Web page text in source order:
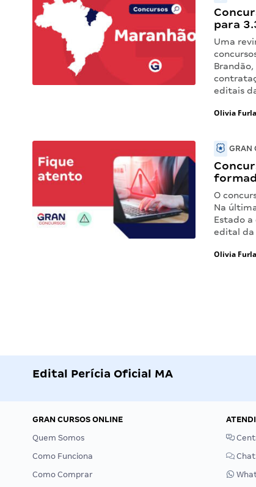
para
Uma
editais
Olivia
GRAN
O
Na
Estado
edital da
Olivia
Edital Perícia Oficial MA
GRAN CURSOS ONLINE
Quem Somos
Como Funciona
Como Comprar
Chat